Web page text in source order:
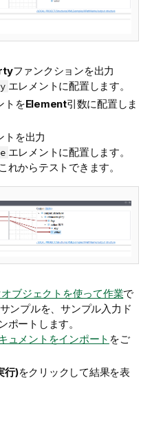
ファンクションを出力
エレメントに配置します。
トをElement引数に配置しま
トを出力
エレメントに配置します。
れからテストできます。
ブジェクトを使って作業で
ンプルを、サンプル入力ド
ポートします。
ュメントをインポート をご
行)をクリックして結果を表